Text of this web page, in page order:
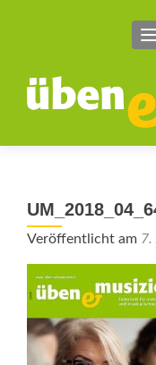
Veröffentlicht am